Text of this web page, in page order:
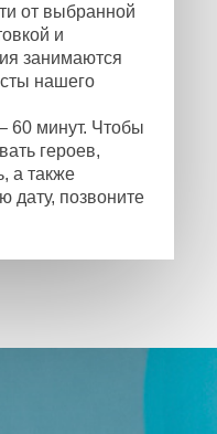
от выбранной
и
занимаются
нашего
60 минут. Чтобы
героев,
а также
дату, позвоните